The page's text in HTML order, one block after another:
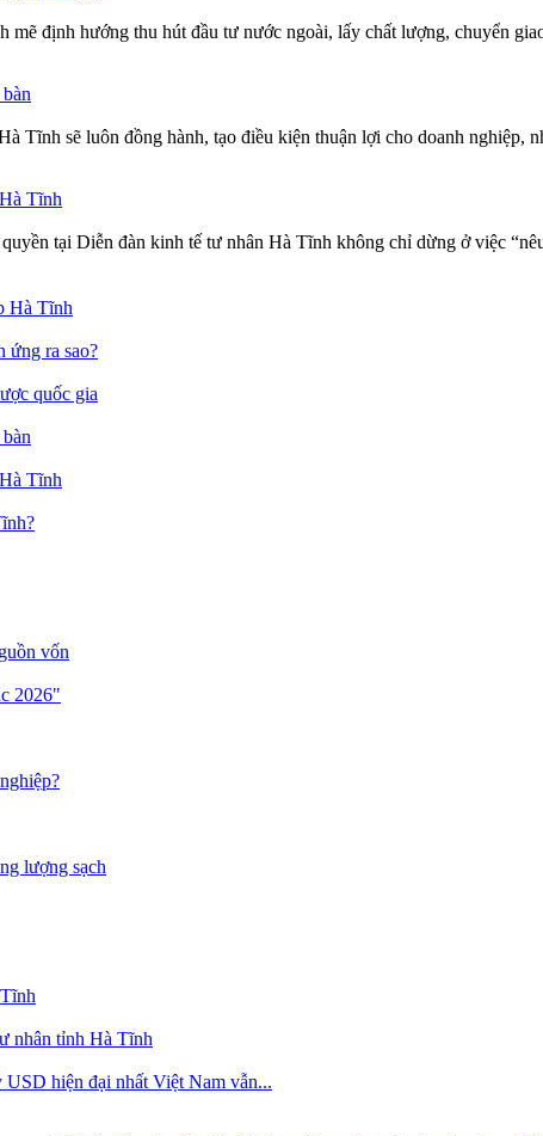
định hướng thu hút đầu tư nước ngoài, lấy chất lượng, chuyển
sẽ luôn đồng hành, tạo điều kiện thuận lợi cho doanh nghiệp,
Tĩnh
tại Diễn đàn kinh tế tư nhân Hà Tĩnh không chỉ dừng ở việc
Hà Tĩnh
ứng ra sao?
quốc gia
Tĩnh
vốn
2026"
lượng sạch
nhân tỉnh Hà Tĩnh
hiện đại nhất Việt Nam vẫn...